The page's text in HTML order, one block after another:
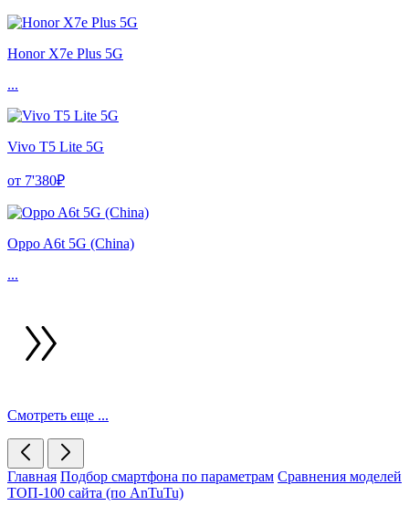
Honor X7e Plus 5G
...
Vivo T5 Lite 5G
от 7'380₽
Oppo A6t 5G (China)
...
Смотреть еще ...
Главная Подбор смартфона по параметрам Сравнения моделей
ТОП-100 сайта (по AnTuTu)